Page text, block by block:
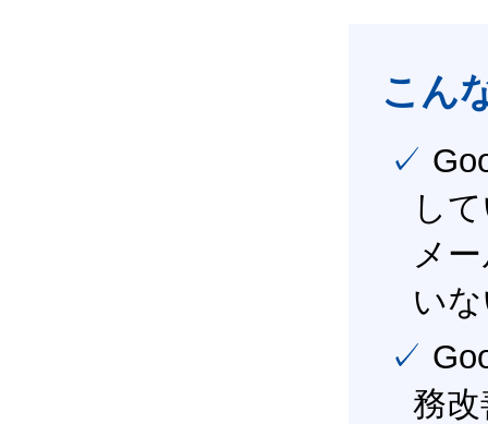
こん
✓ Google Workspace（旧G Suite） を社内で導入
し
メ
い
✓ Google Workspace（旧G Suite） を活用し、業
務